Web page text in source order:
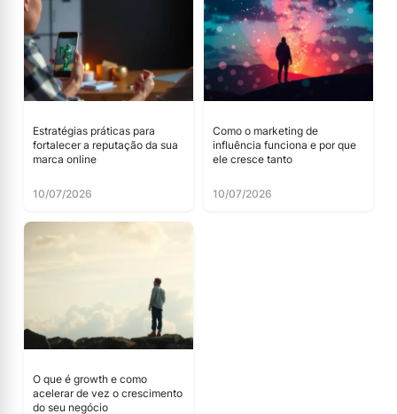
Estratégias práticas para
fortalecer a reputação da sua
marca online
10/07/2026
Como o marketing de
influência funciona e por que
ele cresce tanto
10/07/2026
O que é growth e como
acelerar de vez o crescimento
do seu negócio